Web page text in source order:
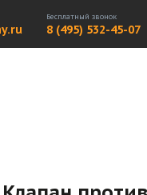
Бесплатный звонок
8 (495) 532-45-07